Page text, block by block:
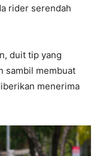
rider serendah
duit tip yang
sambil membuat
menerima